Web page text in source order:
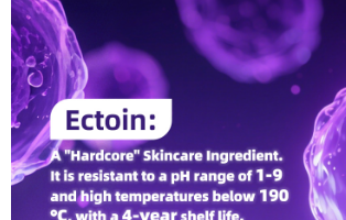
tegundina af samsetningum, fullkomin
og sérfræðinga samvinnu. Bókaðu fund í